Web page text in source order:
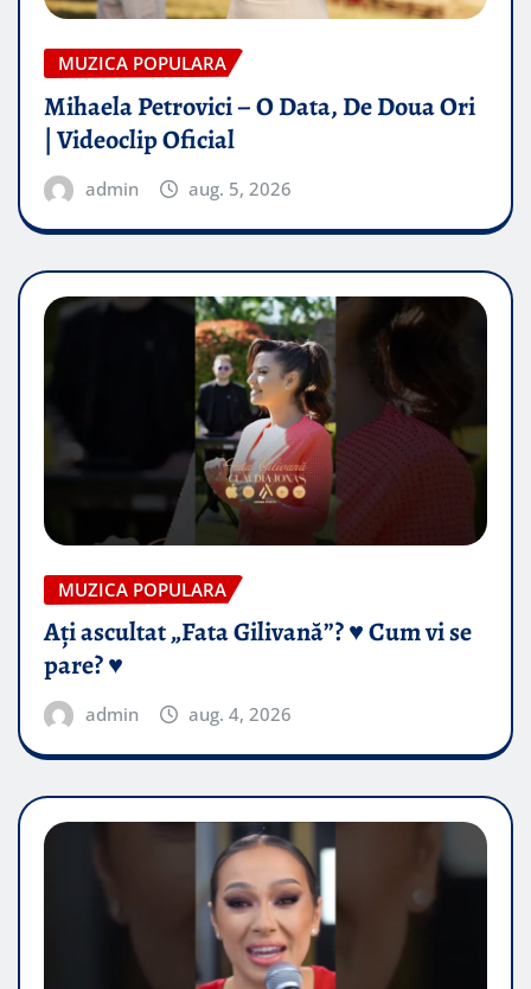
MUZICA POPULARA
Mihaela Petrovici – O Data, De Doua Ori
| Videoclip Oficial
admin aug. 5, 2026
MUZICA POPULARA
Ați ascultat „Fata Gilivană”? ♥️ Cum vi se
pare? ♥️
admin aug. 4, 2026